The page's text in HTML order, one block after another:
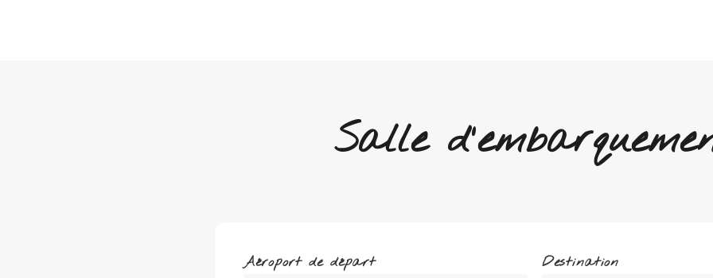
Salle
Aéroport de départ Destination